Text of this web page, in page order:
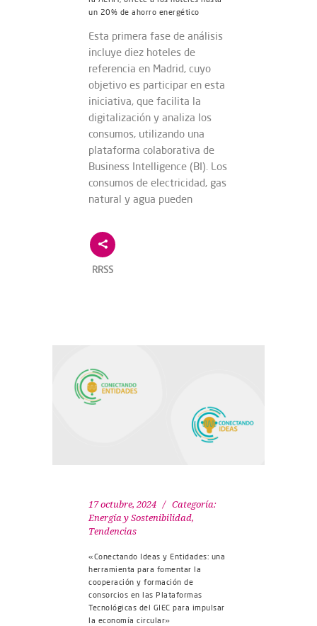
un 20% de ahorro energético
Esta primera fase de análisis
incluye diez hoteles de
referencia en Madrid, cuyo
objetivo es participar en esta
iniciativa, que facilita la
digitalización y analiza los
consumos, utilizando una
plataforma colaborativa de
Business Intelligence (BI). Los
consumos de electricidad, gas
natural y agua pueden
RRSS
17 octubre, 2024
Categoría:
Energía y Sostenibilidad,
Tendencias
«Conectando Ideas y Entidades: una
herramienta para fomentar la
cooperación y formación de
consorcios en las Plataformas
Tecnológicas del GIEC para impulsar
la economía circular»